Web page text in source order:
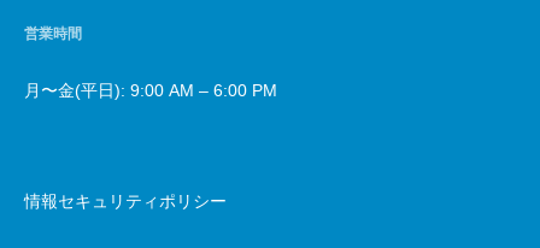
営業時間
月〜金(平日): 9:00 AM – 6:00 PM
情報セキュリティポリシー